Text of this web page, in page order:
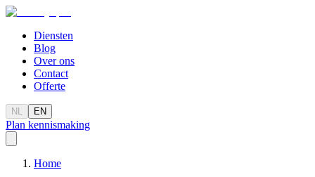
Diensten
Blog
Over ons
Contact
Offerte
NL EN
Plan kennismaking
Home